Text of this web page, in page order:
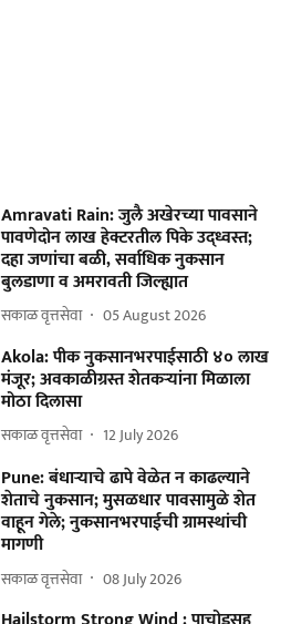
Amravati Rain: जुलै अखेरच्या पावसाने
पावणेदोन लाख हेक्टरतील पिके उद्ध्वस्त;
दहा जणांचा बळी, सर्वाधिक नुकसान
बुलडाणा व अमरावती जिल्ह्यात
सकाळ वृत्तसेवा 05 August 2026
Akola: पीक नुकसानभरपाईसाठी ४० लाख
मंजूर; अवकाळीग्रस्त शेतकऱ्यांना मिळाला
मोठा दिलासा
सकाळ वृत्तसेवा 12 July 2026
Pune: बंधाऱ्याचे ढापे वेळेत न काढल्याने
शेताचे नुकसान; मुसळधार पावसामुळे शेत
वाहून गेले; नुकसानभरपाईची ग्रामस्थांची
मागणी
सकाळ वृत्तसेवा 08 July 2026